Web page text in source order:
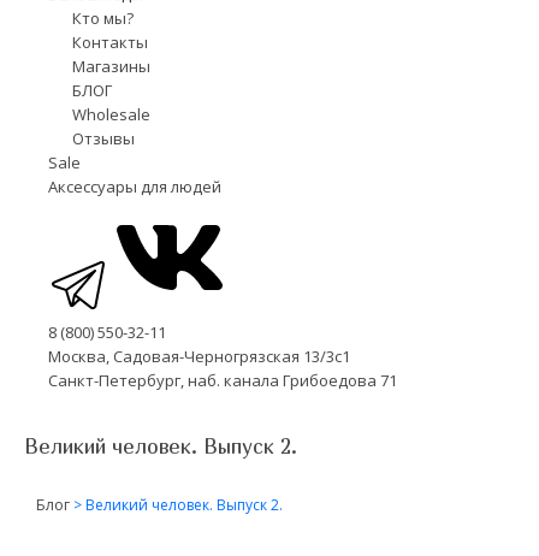
Кто мы?
Контакты
Магазины
БЛОГ
Wholesale
Отзывы
Sale
Аксессуары для людей
8 (800) 550-32-11
Москва, Садовая-Черногрязская 13/3с1
Санкт-Петербург, наб. канала Грибоедова 71
Великий человек. Выпуск 2.
Блог >Великий человек. Выпуск 2.